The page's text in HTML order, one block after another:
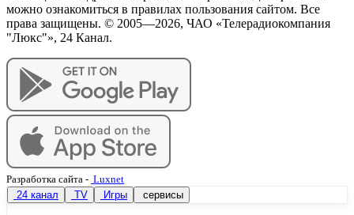
можно ознакомиться в правилах пользования сайтом. Все
права защищены. © 2005—2026, ЧАО «Телерадиокомпания
"Люкс"», 24 Канал.
Разработка сайта - Luxnet
24 канал
TV Игры сервисы